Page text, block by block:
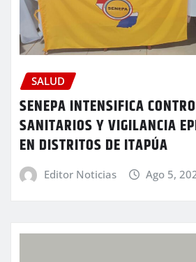
SALUD
SENEPA INTENSIFICA
SANITARIOS Y VIGILANCIA
EN DISTRITOS DE ITAPÚA
Editor Noticias Ago 5,